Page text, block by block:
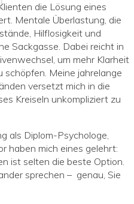
Lernerns
/ Supervision
Training
die Lösung eines
Mentale Überlastung, die
Hilflosigkeit und
Sackgasse. Dabei reicht in
um mehr Klarheit
Meine jahrelange
versetzt mich in die
Kreiseln unkompliziert zu
als Diplom-Psychologe,
haben mich eines gelehrt:
ist selten die beste Option.
sprechen – genau, Sie